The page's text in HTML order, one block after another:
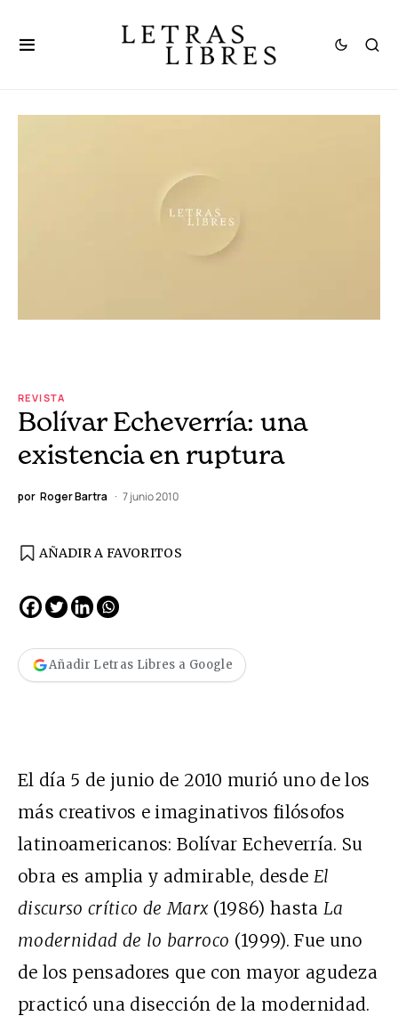
REVISTA
Bolívar Echeverría: una
existencia en ruptura
por Roger Bartra 7 junio 2010
AÑADIR A FAVORITOS
Añadir Letras Libres a Google
El día 5 de junio de 2010 murió uno de los
más creativos e imaginativos filósofos
latinoamericanos: Bolívar Echeverría. Su
obra es amplia y admirable, desde El
discurso crítico de Marx (1986) hastaLa
modernidad de lo barroco (1999). Fue uno
de los pensadores que con mayor agudeza
practicó una disección de la modernidad.